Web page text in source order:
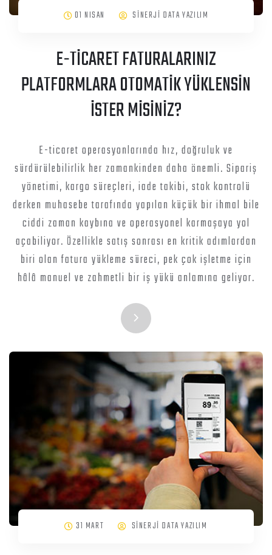
01 NISAN SİNERJİ DATA YAZILIM
E-TİCARET FATURALARINIZ
PLATFORMLARA OTOMATİK YÜKLENSİN
İSTER MİSİNİZ?
E-ticaret operasyonlarında hız, doğruluk ve
sürdürülebilirlik her zamankinden daha önemli. Sipariş
yönetimi, kargo süreçleri, iade takibi, stok kontrolü
derken muhasebe tarafında yapılan küçük bir ihmal bile
ciddi zaman kaybına ve operasyonel karmaşaya yol
açabiliyor. Özellikle satış sonrası en kritik adımlardan
biri olan fatura yükleme süreci, pek çok işletme için
hâlâ manuel ve zahmetli bir iş yükü anlamına geliyor.
31 MART SİNERJİ DATA YAZILIM